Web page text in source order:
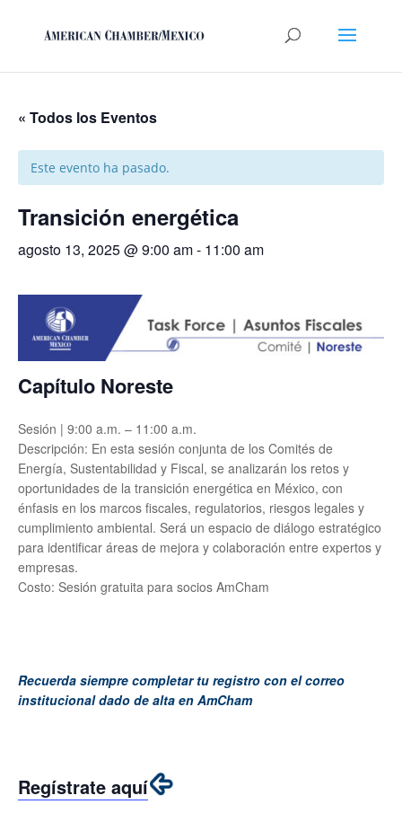
« Todos los Eventos
Este evento ha pasado.
Transición energética
agosto 13, 2025 @ 9:00 am- 11:00 am
Capítulo Noreste
Sesión | 9:00 a.m. – 11:00 a.m.
Descripción: En esta sesión conjunta de los Comités de
Energía, Sustentabilidad y Fiscal, se analizarán los retos y
oportunidades de la transición energética en México, con
énfasis en los marcos fiscales, regulatorios, riesgos legales y
cumplimiento ambiental. Será un espacio de diálogo estratégico
para identificar áreas de mejora y colaboración entre expertos y
empresas.
Costo: Sesión gratuita para socios AmCham
Recuerda siempre completar tu registro con el correo
institucional dado de alta en AmCham
Regístrate aquí